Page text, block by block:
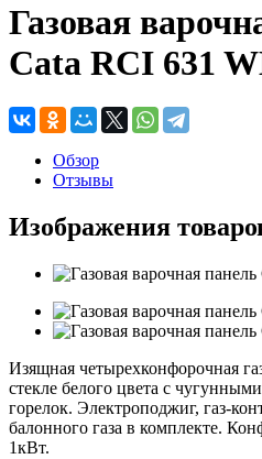
Газовая
Cata RCI 631
Обзор
Отзывы
Изображения
Изящная четырехконфорочная
стекле белого цвета с
горелок. Электроподжиг, газ-
балонного газа в комплекте.
1кВт.